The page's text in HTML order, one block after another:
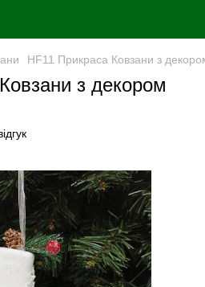
HF11 Прикраса Ковзани з
з декором